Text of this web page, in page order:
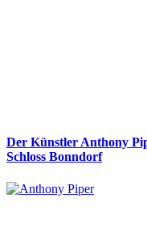
Der Künstler Anthony
Schloss Bonndorf